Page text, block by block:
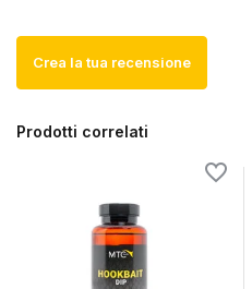
Crea la tua recensione
Prodotti correlati